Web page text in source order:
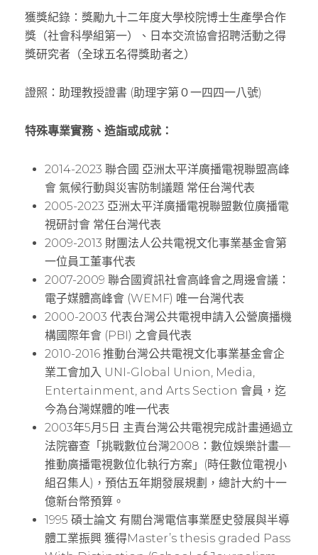
獲獎紀錄：獎勵九十二年度大學校院博士生產學合作
獎（社會科學組第一）、日本交流協會招聘活動之得
獎研究者（全球五名得獎助者之）
證照：助理教授證書 (助理字第０一四四一八號)
特殊專業實務、造詣或成就：
2014-2023 聯合國 亞洲太平洋廣播電視聯盟高峰
會 氣候行動與災害防制議題 常任台灣代表
2005-2023 亞洲太平洋廣播電視聯盟數位廣播電
視研討會 常任台灣代表
2009-2013 財團法人公共電視文化事業基金會第
一位員工董事代表
2007-2009 聯合國資訊社會高峰會之周邊會議：
電子媒體高峰會 (WEMF) 唯一台灣代表
2000-2003 代表台灣公共電視申請入公營廣播機
構國際年會 (PBI) 之會員代表
2010-2016 推動台灣公共電視文化事業基金會企
業工會加入 UNI-Global Union, Media,
Entertainment, and Arts Section 會員，迄
今為台灣媒體的唯一代表
2003年5月5日 主責台灣公共電視完成計畫通過立
法院審查「挑戰數位台灣2008：數位娛樂計畫—
推動廣播電視數位化執行方案」(時任數位電視小
組召集人)，預估五年期發展規劃，總計大約十一
億新台幣預算。
1995 碩士論文 有關台灣電信事業歷史發展與半導
體工業振興 獲得Master’s thesis graded Pass